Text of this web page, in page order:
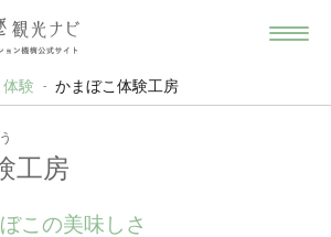
験 かまぼこ体験工房
工房
この美味しさ